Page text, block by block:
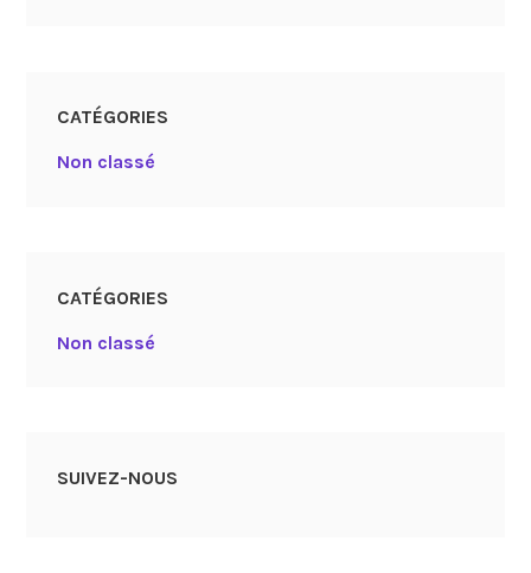
CATÉGORIES
Non classé
CATÉGORIES
Non classé
SUIVEZ-NOUS